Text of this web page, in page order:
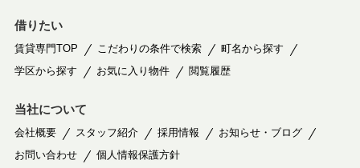
借りたい
賃貸専門TOP こだわりの条件で検索
町名から探す
学区から探す
お気に入り物件 閲覧履歴
当社について
会社概要 スタッフ紹介 採用情報
お知らせ・ブログ
お問い合わせ
個人情報保護方針